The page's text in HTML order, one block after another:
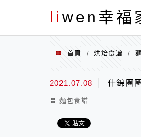
li wen幸福
menu
首頁 / 烘焙食譜 /
2021.07.08 什錦圈
麵包食譜